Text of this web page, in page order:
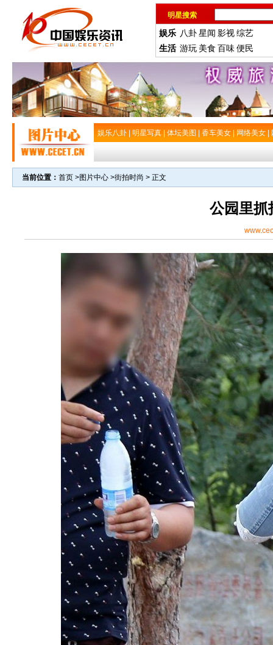
明星搜索
娱乐 八卦星闻 影视综艺
生活 游玩 美食 百味便民
娱乐八卦 明星写真 体坛美图 香车美女 网络美女
当前位置： 首页 >图片中心 >街拍时尚 > 正文
公园里抓